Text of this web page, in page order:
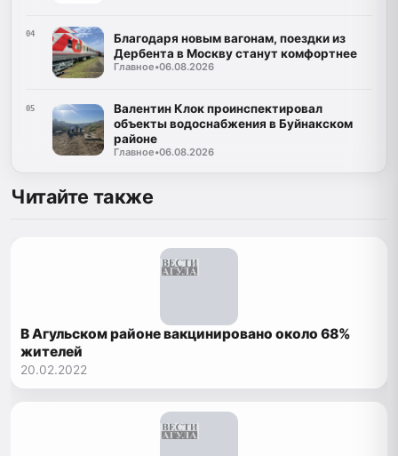
04
Благодаря новым вагонам, поездки из
Дербента в Москву станут комфортнее
Главное•06.08.2026
05
Валентин Клок проинспектировал
объекты водоснабжения в Буйнакском
районе
Главное•06.08.2026
Читайте также
В Агульском районе вакцинировано около 68%
жителей
20.02.2022